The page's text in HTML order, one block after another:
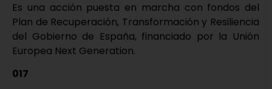
Es una acción puesta en marcha con fondos del
Plan de Recuperación, Transformación y Resiliencia
del Gobierno de España, financiado por la Unión
Europea Next Generation.
017